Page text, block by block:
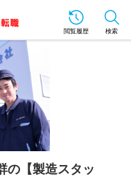
閲覧履歴 検索
の【製造スタッ